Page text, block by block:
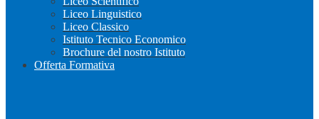
Liceo Linguistico
Liceo Classico
Istituto Tecnico Economico
Brochure del nostro Istituto
Offerta Formativa